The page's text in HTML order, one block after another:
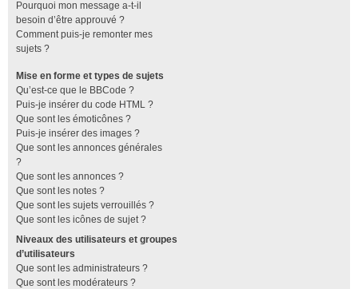
Pourquoi mon message a-t-il
besoin d’être approuvé ?
Comment puis-je remonter mes
sujets ?
Mise en forme et types de sujets
Qu’est-ce que le BBCode ?
Puis-je insérer du code HTML ?
Que sont les émoticônes ?
Puis-je insérer des images ?
Que sont les annonces générales
?
Que sont les annonces ?
Que sont les notes ?
Que sont les sujets verrouillés ?
Que sont les icônes de sujet ?
Niveaux des utilisateurs et groupes
d’utilisateurs
Que sont les administrateurs ?
Que sont les modérateurs ?